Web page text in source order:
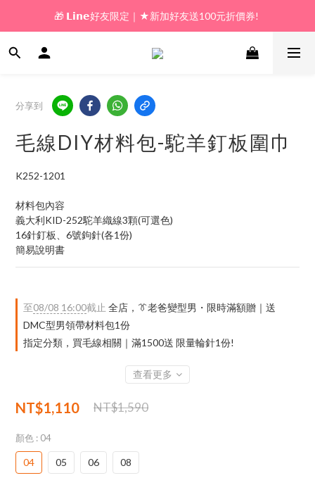
🎁 新好友購物金｜★加入新會員領券送100元!
🎁 𝗟𝗶𝗻𝗲好友限定｜★新加好友送100元折價券!
🎁 新好友購物金｜★加入新會員領券送100元!
分享到
毛線DIY材料包-駝羊釘板圍巾
K252-1201
材料包內容
義大利KID-252駝羊織線3顆(可選色)
16針釘板、6號鉤針(各1份)
簡易說明書
至08/08 16:00截止 全店，👔老爸變型男・限時滿額贈｜送
DMC型男領帶材料包1份
指定分類，買毛線相關｜滿1500送 限量輪針1份!
查看更多
NT$1,110 NT$1,590
顏色 : 04
04 05 06 08